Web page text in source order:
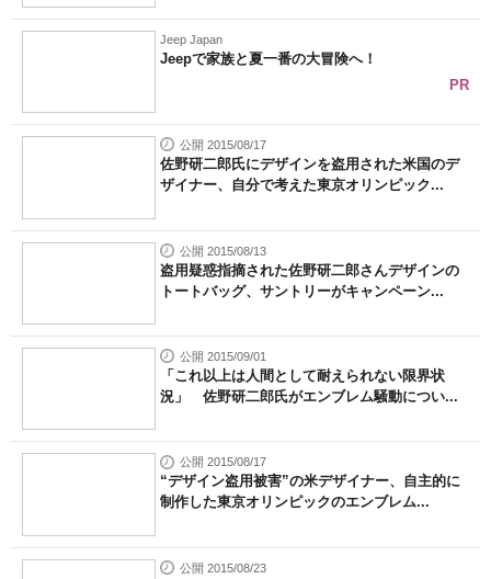
Jeep Japan
Jeepで家族と夏一番の大冒険へ！
PR
公開 2015/08/17
佐野研二郎氏にデザインを盗用された米国のデ
ザイナー、自分で考えた東京オリンピック...
公開 2015/08/13
盗用疑惑指摘された佐野研二郎さんデザインの
トートバッグ、サントリーがキャンペーン...
公開 2015/09/01
「これ以上は人間として耐えられない限界状
況」 佐野研二郎氏がエンブレム騒動につい...
公開 2015/08/17
“デザイン盗用被害”の米デザイナー、自主的に
制作した東京オリンピックのエンブレム...
公開 2015/08/23